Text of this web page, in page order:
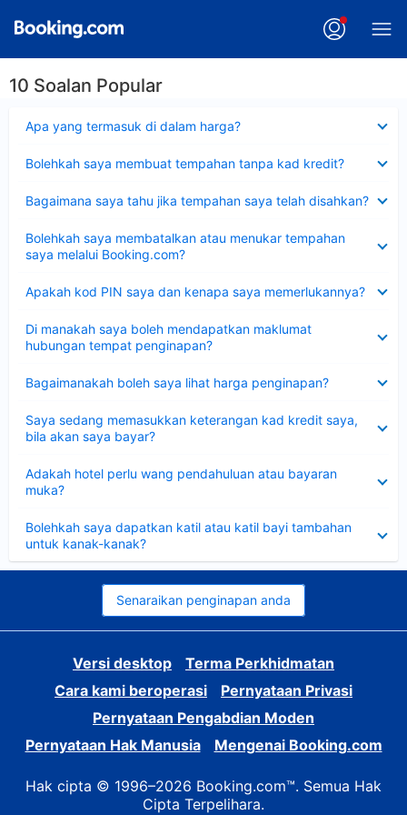
10 Soalan Popular
Apa yang termasuk di dalam harga?
Bolehkah saya membuat tempahan tanpa kad kredit?
Bagaimana saya tahu jika tempahan saya telah disahkan?
Bolehkah saya membatalkan atau menukar tempahan
saya melalui Booking.com?
Apakah kod PIN saya dan kenapa saya memerlukannya?
Di manakah saya boleh mendapatkan maklumat
hubungan tempat penginapan?
Bagaimanakah boleh saya lihat harga penginapan?
Saya sedang memasukkan keterangan kad kredit saya,
bila akan saya bayar?
Adakah hotel perlu wang pendahuluan atau bayaran
muka?
Bolehkah saya dapatkan katil atau katil bayi tambahan
untuk kanak-kanak?
Senaraikan penginapan anda
Versi desktop
Terma Perkhidmatan
Cara kami beroperasi
Pernyataan Privasi
Pernyataan Pengabdian Moden
Pernyataan Hak Manusia
Mengenai Booking.com
Hak cipta © 1996–2026 Booking.com™. Semua Hak
Cipta Terpelihara.